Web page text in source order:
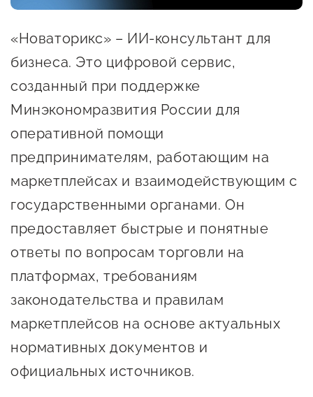
предпринимателей
Поддержка экспортеров
Финансовая поддержка
Меры поддержки в условиях
внешнего санкционного
Центры поддержки
Центр информационно-
консультационного
сопровождения
О центре
Поддержка центра
Онлайн-витрина
программ и молодежного
предпринимательства
«Новаторикс» – ИИ-консультант для
бизнеса. Это цифровой сервис,
созданный при поддержке
Минэкономразвития России для
оперативной помощи
предпринимателям, работающим на
маркетплейсах и взаимодействующим с
государственными органами. Он
предоставляет быстрые и понятные
ответы по вопросам торговли на
платформах, требованиям
законодательства и правилам
маркетплейсов на основе актуальных
нормативных документов и
официальных источников.